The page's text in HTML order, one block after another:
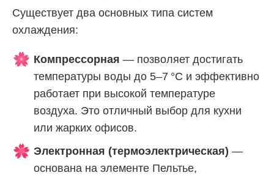
Существует два основных типа систем
охлаждения:
Компрессорная — позволяет достигать
температуры воды до 5–7 °C и эффективно
работает при высокой температуре
воздуха. Это отличный выбор для кухни
или жарких офисов.
Электронная (термоэлектрическая) —
основана на элементе Пельтье,